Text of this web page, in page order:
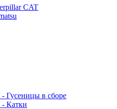
CAT
- Гусеницы в сборе
- Катки